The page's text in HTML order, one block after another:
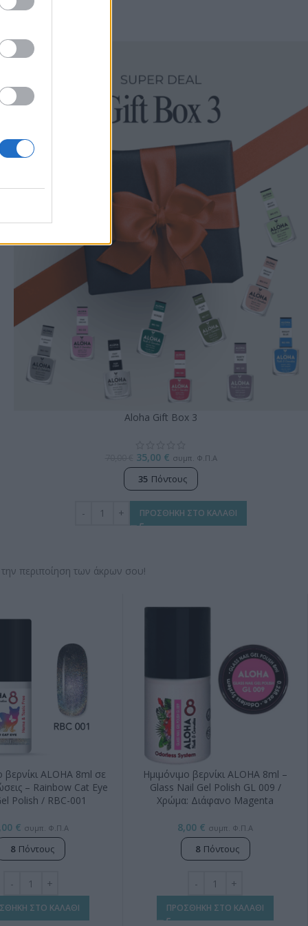
Aloha Gift Box 3
35,00 € συμπ. Φ.Π.Α
35 Πόντους
ΠΡΟΣΘΗΚΗ ΣΤΟ ΚΑΛΑΘΙ
περιποίηση των άκρων σου!
βερνίκι ALOHA 8ml σε
– Rainbow Cat Eye
Polish / RBC-001
€ συμπ. Φ.Π.Α
8 Πόντους
ΣΤΟ ΚΑΛΑΘΙ
Ημιμόνιμο βερνίκι ALOHA 8ml –
Glass Nail Gel Polish GL 009 /
Χρώμα: Διάφανο Magenta
8,00 € συμπ. Φ.Π.Α
8 Πόντους
ΠΡΟΣΘΗΚΗ ΣΤΟ ΚΑΛΑΘΙ